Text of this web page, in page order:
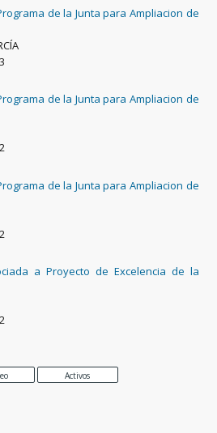
de la Junta para Ampliacion de
de la Junta para Ampliacion de
de la Junta para Ampliacion de
a Proyecto de Excelencia de la
Activos